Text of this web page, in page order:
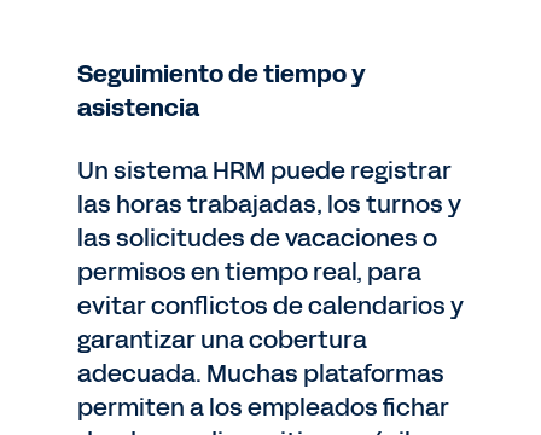
Seguimiento de tiempo y
asistencia
Un sistema HRM puede registrar
las horas trabajadas, los turnos y
las solicitudes de vacaciones o
permisos en tiempo real, para
evitar conflictos de calendarios y
garantizar una cobertura
adecuada. Muchas plataformas
permiten a los empleados fichar